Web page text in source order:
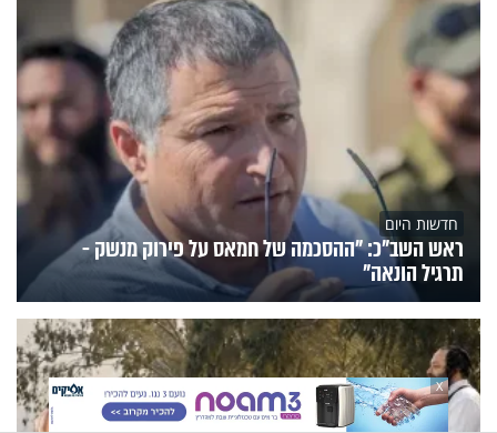
חדשות היום
ראש השב"כ: "ההסכמה של חמאס על פירוק מנשק -
תרגיל הונאה"
X